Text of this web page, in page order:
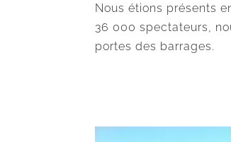
Nous étions présents
36 000 spectateurs,
portes des barrages.